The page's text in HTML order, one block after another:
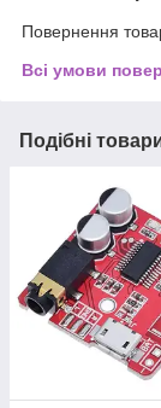
Повернення
Всі умови
Подібні